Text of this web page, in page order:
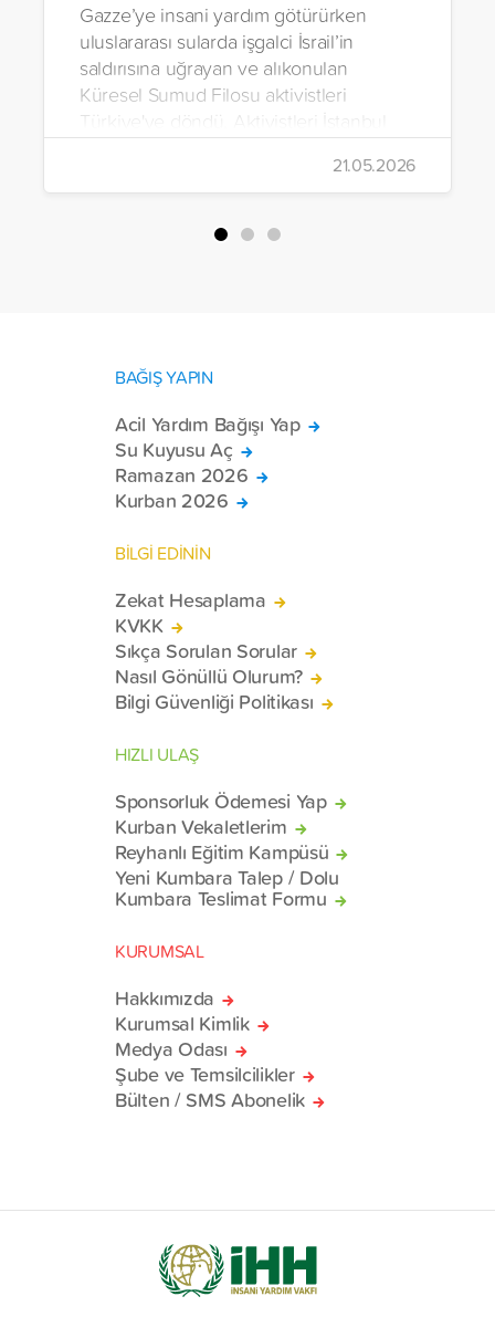
Gazze’ye insani yardım götürürken
uluslararası sularda işgalci İsrail’in
saldırısına uğrayan ve alıkonulan
Küresel Sumud Filosu aktivistleri
Türkiye'ye döndü. Aktivistleri İstanbul
21.05.2026
BAĞIŞ YAPIN
Acil Yardım Bağışı Yap
Su Kuyusu Aç
Ramazan 2026
Kurban 2026
BİLGİ EDİNİN
Zekat Hesaplama
KVKK
Sıkça Sorulan Sorular
Nasıl Gönüllü Olurum?
Bilgi Güvenliği Politikası
HIZLI ULAŞ
Sponsorluk Ödemesi Yap
Kurban Vekaletlerim
Reyhanlı Eğitim Kampüsü
Yeni Kumbara Talep / Dolu
Kumbara Teslimat Formu
KURUMSAL
Hakkımızda
Kurumsal Kimlik
Medya Odası
Şube ve Temsilcilikler
Bülten / SMS Abonelik